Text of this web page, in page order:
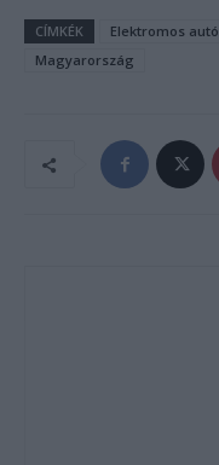
CÍMKÉK Elektromos autó
Magyarország